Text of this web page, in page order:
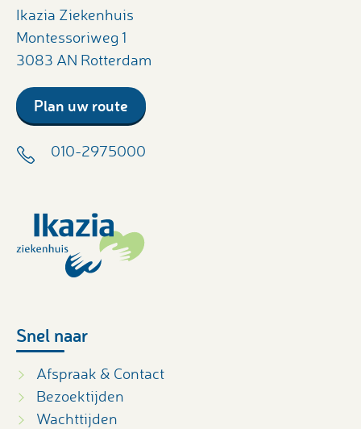
Ikazia Ziekenhuis
Montessoriweg 1
3083 AN Rotterdam
Plan uw route
010-2975000
Snel naar
Afspraak & Contact
Bezoektijden
Wachttijden